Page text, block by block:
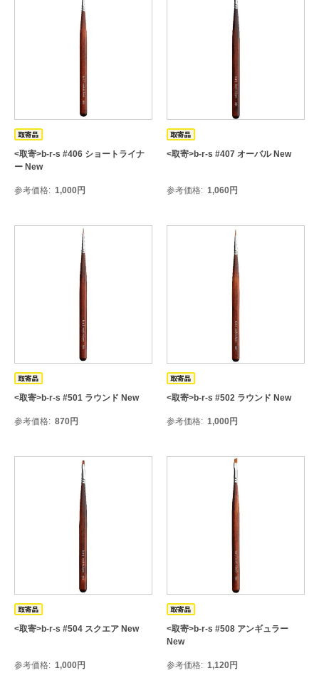
<取寄>b-r-s #406 ショートライナ
ー New
参考価格 1,000円
<取寄>b-r-s #407 オーバル New
参考価格 1,060円
<取寄>b-r-s #501 ラウンド New
参考価格 870円
<取寄>b-r-s #502 ラウンド New
参考価格 1,000円
<取寄>b-r-s #504 スクエア New
参考価格 1,000円
<取寄>b-r-s #508 アンギュラー
New
参考価格 1,120円